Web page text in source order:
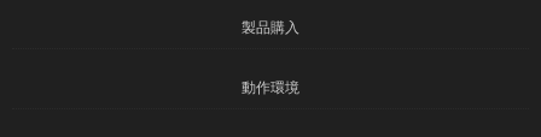
製品購入
動作環境